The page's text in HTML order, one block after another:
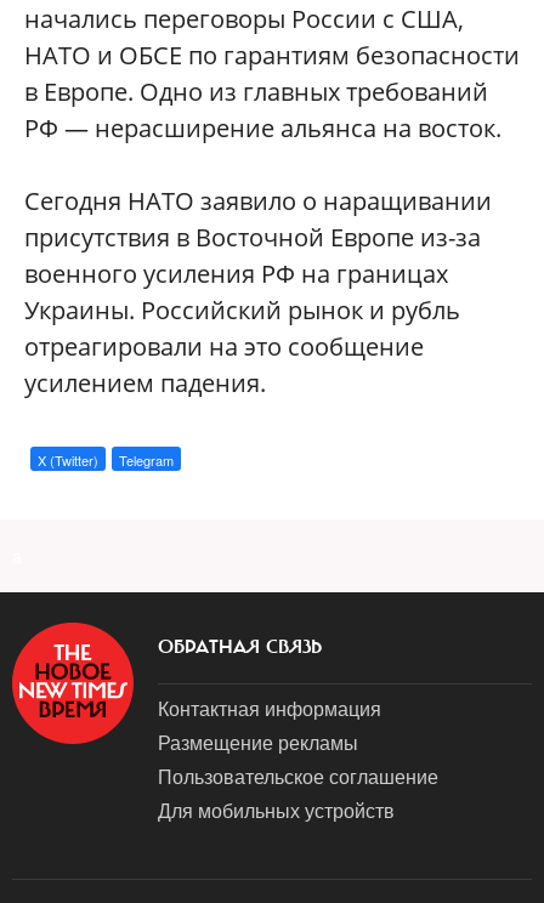
начались переговоры России с США,
НАТО и ОБСЕ по гарантиям безопасности
в Европе. Одно из главных требований
РФ — нерасширение альянса на восток.
Сегодня НАТО заявило о наращивании
присутствия в Восточной Европе из-за
военного усиления РФ на границах
Украины. Российский рынок и рубль
отреагировали на это сообщение
усилением падения.
X (Twitter) Telegram
ОБРАТНАЯ СВЯЗЬ
Контактная информация
Размещение рекламы
Пользовательское соглашение
Для мобильных устройств